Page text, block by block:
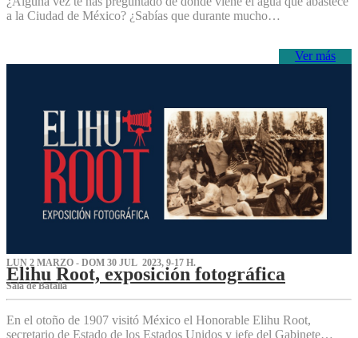
a la Ciudad de México? ¿Sabías que durante mucho…
Ver más
LUN 2 MARZO - DOM 30 JUL 2023, 9-17 H.
Elihu Root, exposición fotográfica
Sala de Batalla
En el otoño de 1907 visitó México el Honorable Elihu Root,
secretario de Estado de los Estados Unidos y jefe del Gabinete…